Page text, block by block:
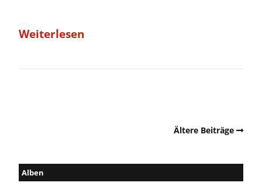
Weiterlesen
Ältere Beiträge
Alben